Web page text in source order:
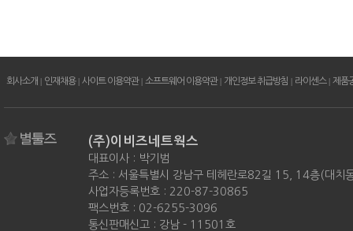
회사소개 | 인재채용 | 사이트 이용약관 | 소프트웨어 이용약관 | 개인정보 취급방침 | 라이센스 | 제품
(주)이비즈네트웍스
대표이사 : 박기범
주소 : 서울특별시 강남구 테헤란로82길 15, 14층(대치
사업자등록번호 : 220-87-30865
팩스번호 : 02-6255-3096
통신판매신고 : 강남 - 11501호